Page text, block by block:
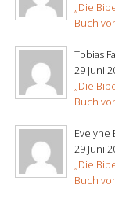
„Die
Buch
Tobias
29 Juni
„Die
Buch
Evelyne
29 Juni
„Die
Buch